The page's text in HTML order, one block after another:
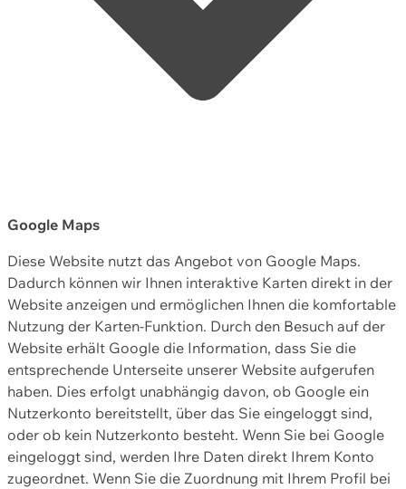
Google Maps
Diese Website nutzt das Angebot von Google Maps.
Dadurch können wir Ihnen interaktive Karten direkt in der
Website anzeigen und ermöglichen Ihnen die komfortable
Nutzung der Karten-Funktion. Durch den Besuch auf der
Website erhält Google die Information, dass Sie die
entsprechende Unterseite unserer Website aufgerufen
haben. Dies erfolgt unabhängig davon, ob Google ein
Nutzerkonto bereitstellt, über das Sie eingeloggt sind,
oder ob kein Nutzerkonto besteht. Wenn Sie bei Google
eingeloggt sind, werden Ihre Daten direkt Ihrem Konto
zugeordnet. Wenn Sie die Zuordnung mit Ihrem Profil bei